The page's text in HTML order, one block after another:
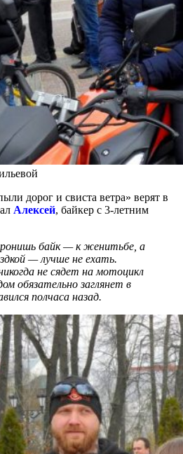
дорог и свиста ветра» верят в
Алексей, байкер с 3-летним
байк — к женитьбе, а
— лучше не ехать.
не сядет на мотоцикл
обязательно заглянет в
полчаса назад.